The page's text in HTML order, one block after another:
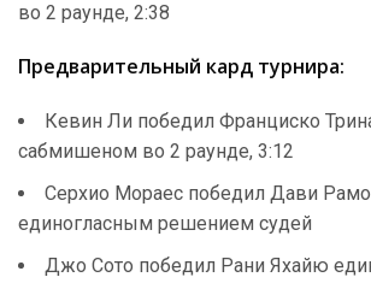
во 2 раунде, 2:38
Предварительный кард турнира:
Кевин Ли победил Франциско
сабмишеном во 2 раунде, 3:12
Серхио Мораес победил Дави
единогласным решением судей
Джо Сото победил Рани Яхайю